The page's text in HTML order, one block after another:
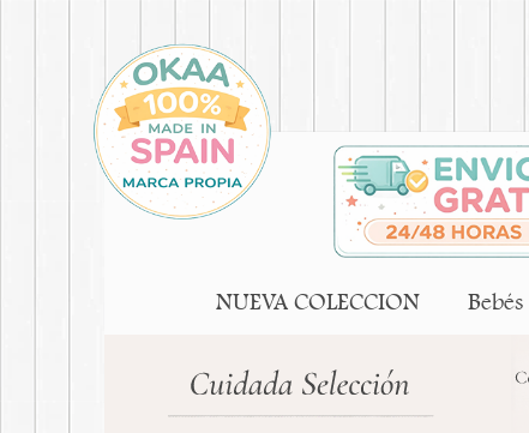
NUEVA COLECCION Bebés